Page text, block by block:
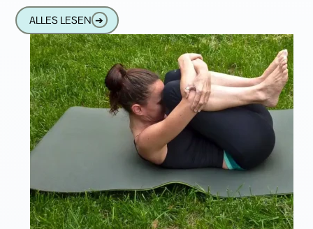
den drei Neuerscheinungen im Jahr 2024
ALLES LESEN ➔